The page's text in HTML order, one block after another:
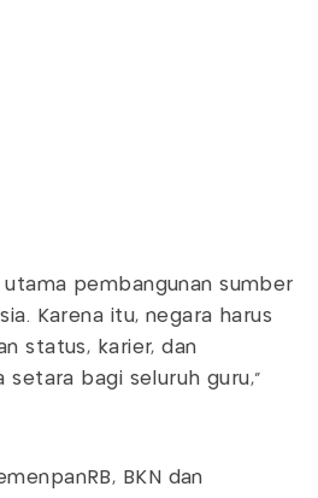
utama pembangunan sumber
Karena itu, negara harus
status, karier, dan
setara bagi seluruh guru,"
BKN dan